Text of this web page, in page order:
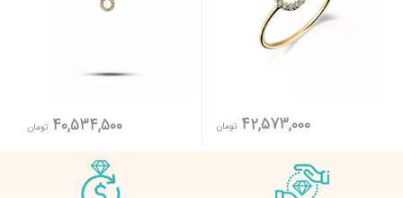
42,573,000 تومان 40,534,500 تومان